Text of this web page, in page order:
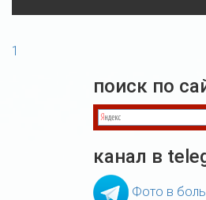
1
поиск по
канал в
Фото в